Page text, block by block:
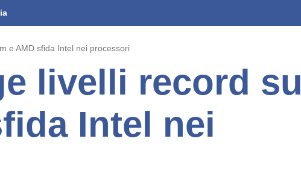
e AMD sfida Intel nei processori
livelli record su
Intel nei